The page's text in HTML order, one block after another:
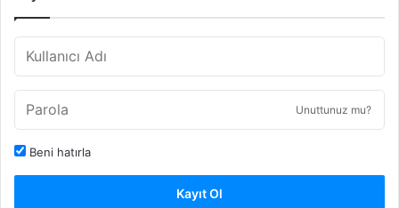
Unuttunuz mu?
Beni hatırla
Kayıt Ol